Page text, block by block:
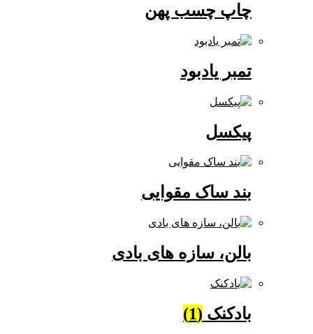
چاپ چسب پهن
تمبر یادبود
بند ساک مقوایی
بالن، سازه های بادی